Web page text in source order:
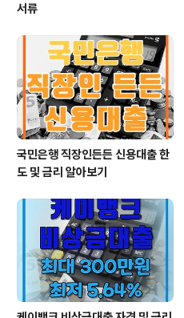
서류
국민은행 직장인든든 신용대출 한
도 및 금리 알아보기